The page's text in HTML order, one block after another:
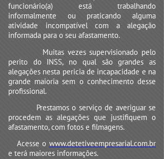
funcionário(a) está trabalhando
informalmente ou praticando alguma
atividade incompatível com a alegação
informada para o seu afastamento.
Muitas vezes supervisionado pelo
perito do INSS, no qual são grandes as
alegações nesta pericia de incapacidade e na
grande maioria sem o conhecimento desse
profissional.
Prestamos o serviço de averiguar se
procedem as alegações que justifiquem o
afastamento, com fotos e filmagens.
Acesse owww.detetiveempresarial.com.br
e terá maiores informações.